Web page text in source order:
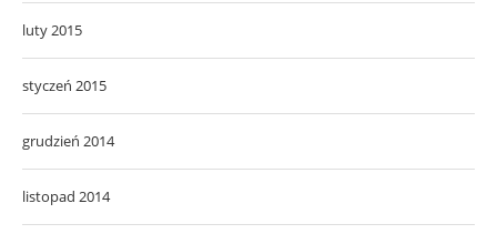
luty 2015
styczeń 2015
grudzień 2014
listopad 2014